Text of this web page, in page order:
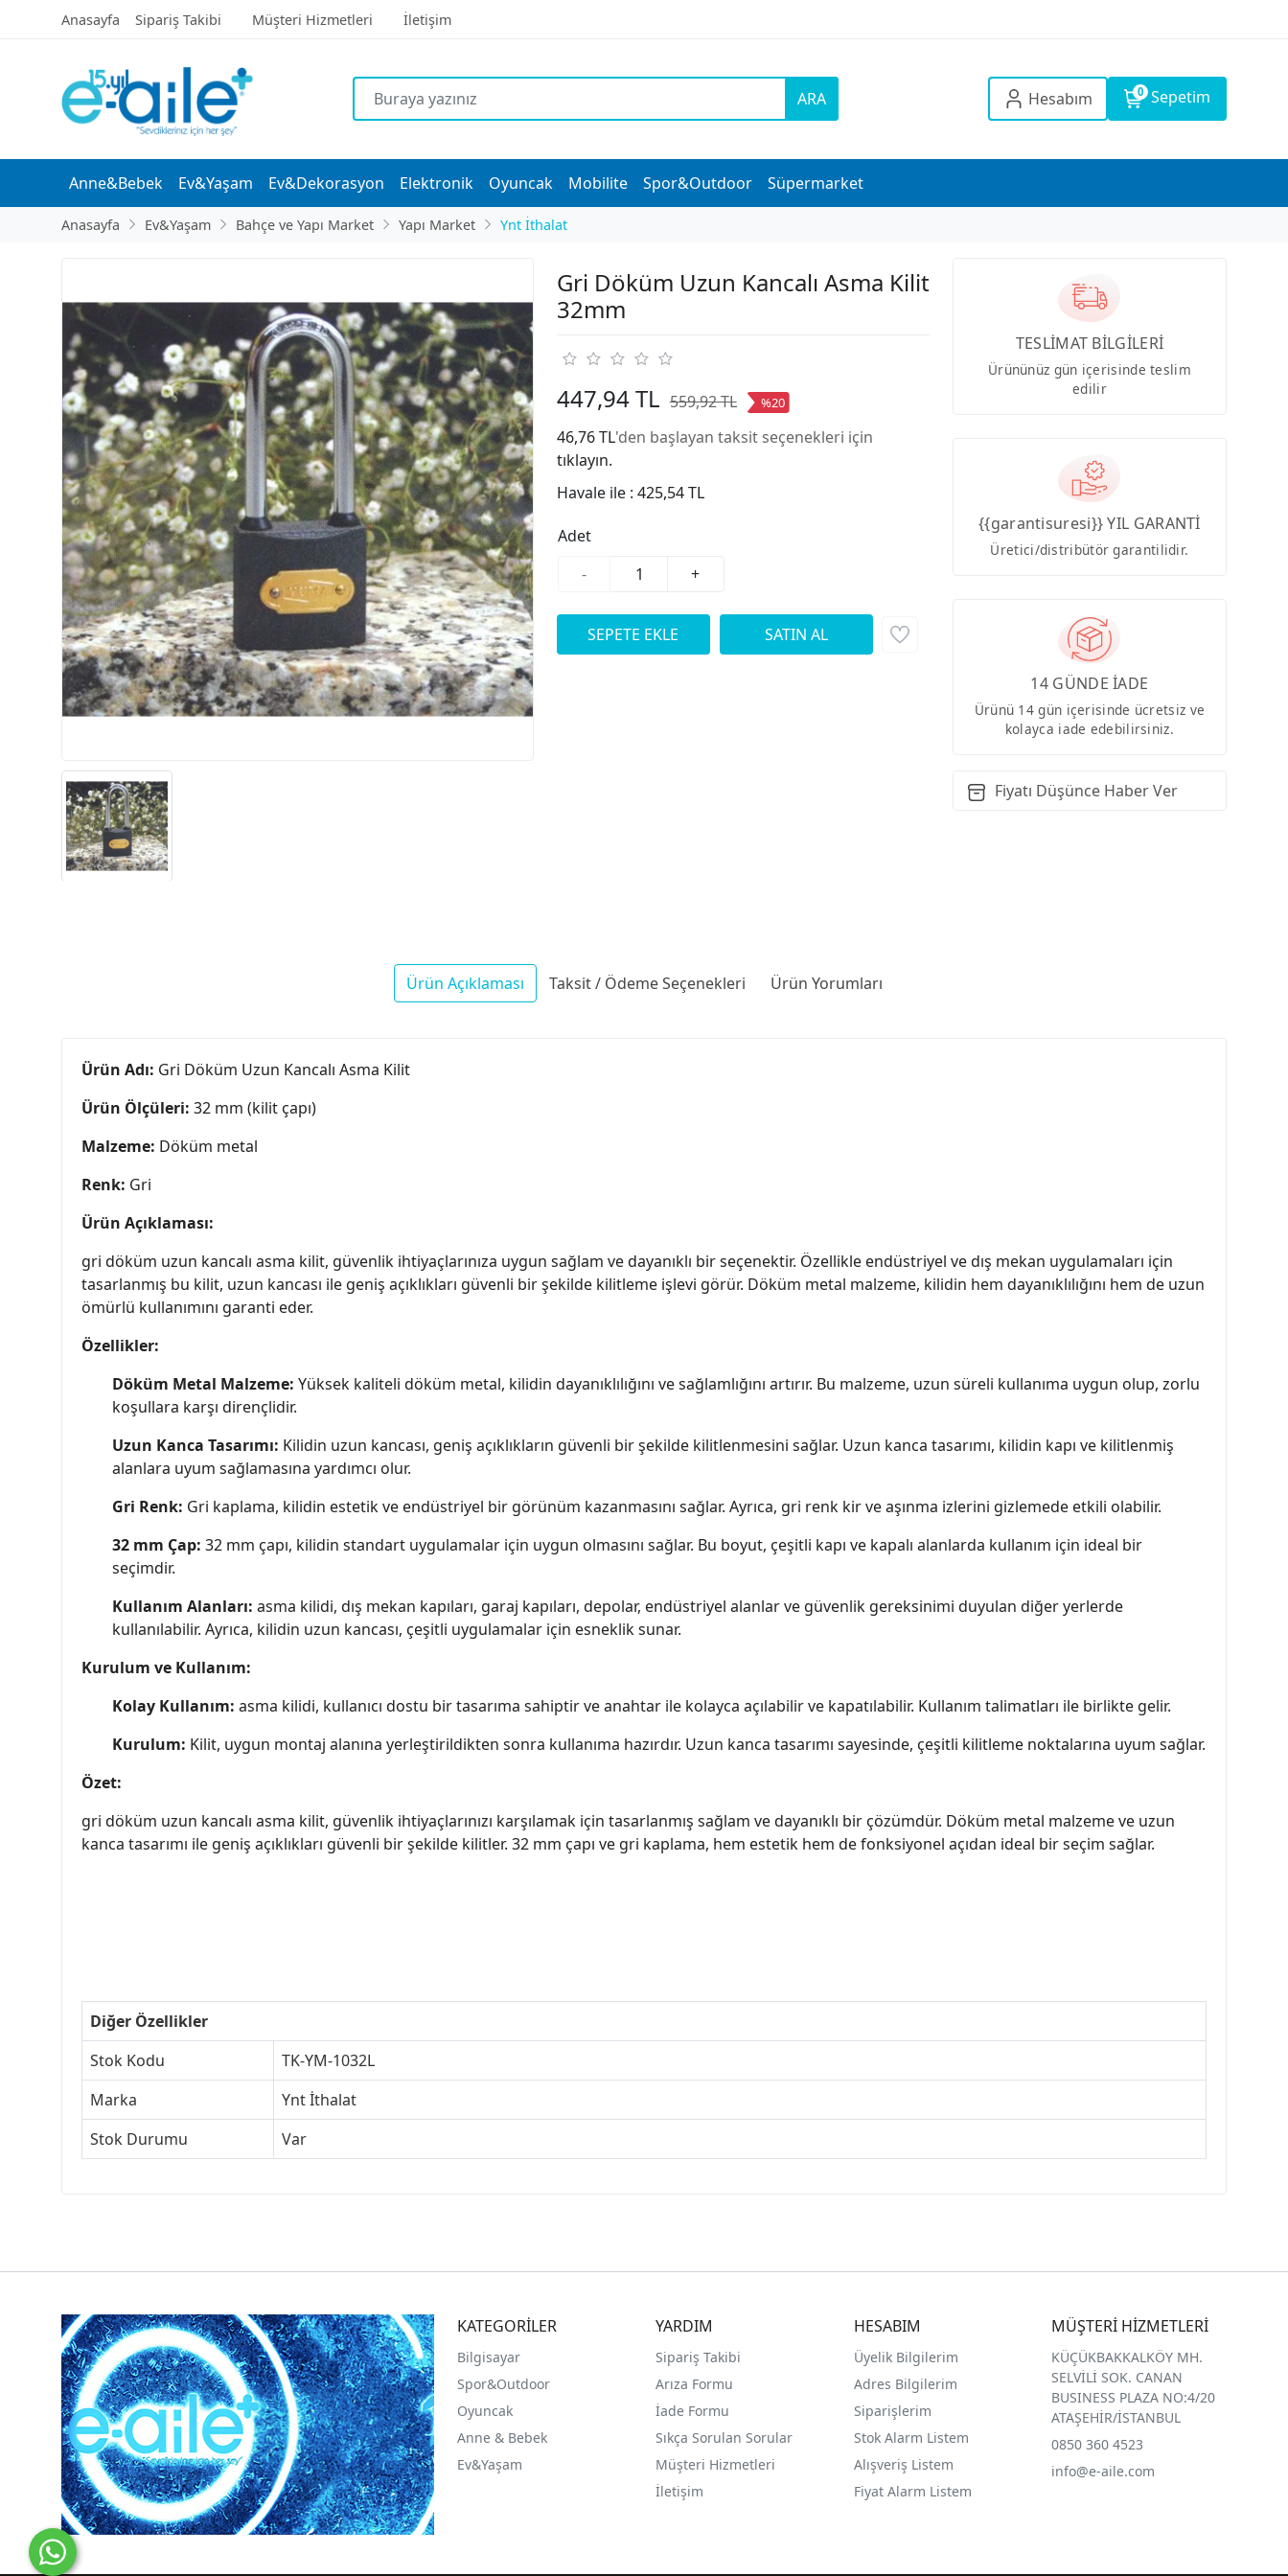
Anasayfa Sipariş Takibi Müşteri Hizmetleri İletişim
ARA Hesabım 0 Sepetim
Anne&Bebek Ev&Yaşam Ev&Dekorasyon Elektronik Oyuncak Mobilite Spor&Outdoor Süpermarket
Anasayfa Ev&Yaşam Bahçe ve Yapı Market Yapı Market Ynt İthalat
Gri Döküm Uzun Kancalı Asma Kilit
32mm
447,94 TL 559,92 TL %20
46,76 TL'den başlayan taksit seçenekleri için
tıklayın.
Havale ile : 425,54 TL
Adet
-
+
TESLİMAT BİLGİLERİ
Ürününüz gün içerisinde teslim
edilir
{{garantisuresi}} YIL GARANTİ
Üretici/distribütör garantilidir.
14 GÜNDE İADE
Ürünü 14 gün içerisinde ücretsiz ve
kolayca iade edebilirsiniz.
Fiyatı Düşünce Haber Ver
Ürün Açıklaması Taksit / Ödeme Seçenekleri Ürün Yorumları
Ürün Adı: Gri Döküm Uzun Kancalı Asma Kilit
Ürün Ölçüleri: 32 mm (kilit çapı)
Malzeme: Döküm metal
Renk: Gri
Ürün Açıklaması:
gri döküm uzun kancalı asma kilit, güvenlik ihtiyaçlarınıza uygun sağlam ve dayanıklı bir seçenektir. Özellikle endüstriyel ve dış mekan uygulamaları için
tasarlanmış bu kilit, uzun kancası ile geniş açıklıkları güvenli bir şekilde kilitleme işlevi görür. Döküm metal malzeme, kilidin hem dayanıklılığını hem de uzun
ömürlü kullanımını garanti eder.
Özellikler:
Döküm Metal Malzeme: Yüksek kaliteli döküm metal, kilidin dayanıklılığını ve sağlamlığını artırır. Bu malzeme, uzun süreli kullanıma uygun olup, zorlu
koşullara karşı dirençlidir.
Uzun Kanca Tasarımı: Kilidin uzun kancası, geniş açıklıkların güvenli bir şekilde kilitlenmesini sağlar. Uzun kanca tasarımı, kilidin kapı ve kilitlenmiş
alanlara uyum sağlamasına yardımcı olur.
Gri Renk: Gri kaplama, kilidin estetik ve endüstriyel bir görünüm kazanmasını sağlar. Ayrıca, gri renk kir ve aşınma izlerini gizlemede etkili olabilir.
32 mm Çap: 32 mm çapı, kilidin standart uygulamalar için uygun olmasını sağlar. Bu boyut, çeşitli kapı ve kapalı alanlarda kullanım için ideal bir
seçimdir.
Kullanım Alanları: asma kilidi, dış mekan kapıları, garaj kapıları, depolar, endüstriyel alanlar ve güvenlik gereksinimi duyulan diğer yerlerde
kullanılabilir. Ayrıca, kilidin uzun kancası, çeşitli uygulamalar için esneklik sunar.
Kurulum ve Kullanım:
Kolay Kullanım: asma kilidi, kullanıcı dostu bir tasarıma sahiptir ve anahtar ile kolayca açılabilir ve kapatılabilir. Kullanım talimatları ile birlikte gelir.
Kurulum: Kilit, uygun montaj alanına yerleştirildikten sonra kullanıma hazırdır. Uzun kanca tasarımı sayesinde, çeşitli kilitleme noktalarına uyum sağlar.
Özet:
gri döküm uzun kancalı asma kilit, güvenlik ihtiyaçlarınızı karşılamak için tasarlanmış sağlam ve dayanıklı bir çözümdür. Döküm metal malzeme ve uzun
kanca tasarımı ile geniş açıklıkları güvenli bir şekilde kilitler. 32 mm çapı ve gri kaplama, hem estetik hem de fonksiyonel açıdan ideal bir seçim sağlar.
Diğer Özellikler
Stok Kodu
TK-YM-1032L
Marka
Ynt İthalat
Stok Durumu
Var
KATEGORİLER
Bilgisayar
Spor&Outdoor
Oyuncak
Anne & Bebek
Ev&Yaşam
YARDIM
Sipariş Takibi
Arıza Formu
İade Formu
Sıkça Sorulan Sorular
Müşteri Hizmetleri
İletişim
HESABIM
Üyelik Bilgilerim
Adres Bilgilerim
Siparişlerim
Stok Alarm Listem
Alışveriş Listem
Fiyat Alarm Listem
MÜŞTERİ HİZMETLERİ
KÜÇÜKBAKKALKÖY MH.
SELVİLİ SOK. CANAN
BUSINESS PLAZA NO:4/20
ATAŞEHİR/İSTANBUL
0850 360 4523
info@e-aile.com